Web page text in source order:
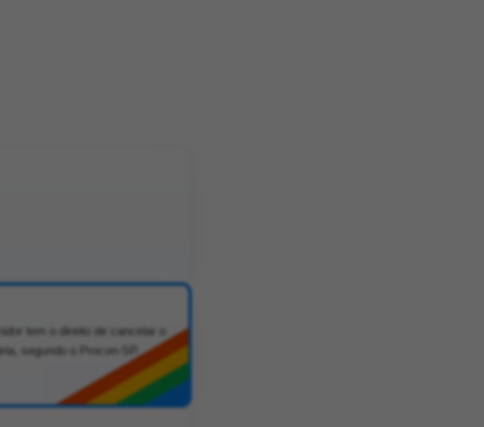
tem o direito de cancelar o
segundo o Procon-SP.